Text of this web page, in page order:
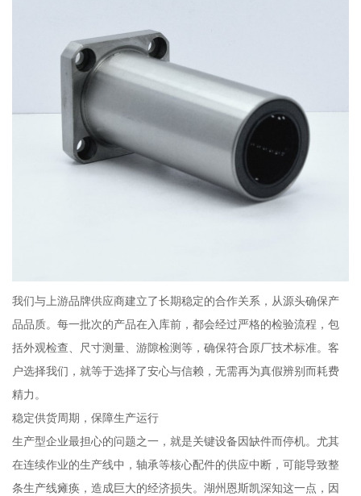
我们与上游品牌供应商建立了长期稳定的合作关系，从源头确保产
品品质。每一批次的产品在入库前，都会经过严格的检验流程，包
括外观检查、尺寸测量、游隙检测等，确保符合原厂技术标准。客
户选择我们，就等于选择了安心与信赖，无需再为真假辨别而耗费
精力。
稳定供货周期，保障生产运行
生产型企业最担心的问题之一，就是关键设备因缺件而停机。尤其
在连续作业的生产线中，轴承等核心配件的供应中断，可能导致整
条生产线瘫痪，造成巨大的经济损失。湖州恩斯凯深知这一点，因